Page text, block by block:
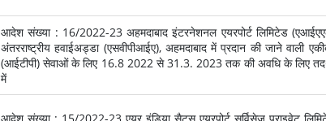
आदेश संख्या : 16/2022-23 अहमदाबाद इंटरनेशनल एयरपोर्ट लिमिटेड
अंतरराष्ट्रीय हवाईअड्डा (एसवीपीआईए), अहमदाबाद में प्रदान की जाने वाली
(आईटीपी) सेवाओं के लिए 16.8 2022 से 31.3. 2023 तक की अवधि के लिए तदर्थ
में